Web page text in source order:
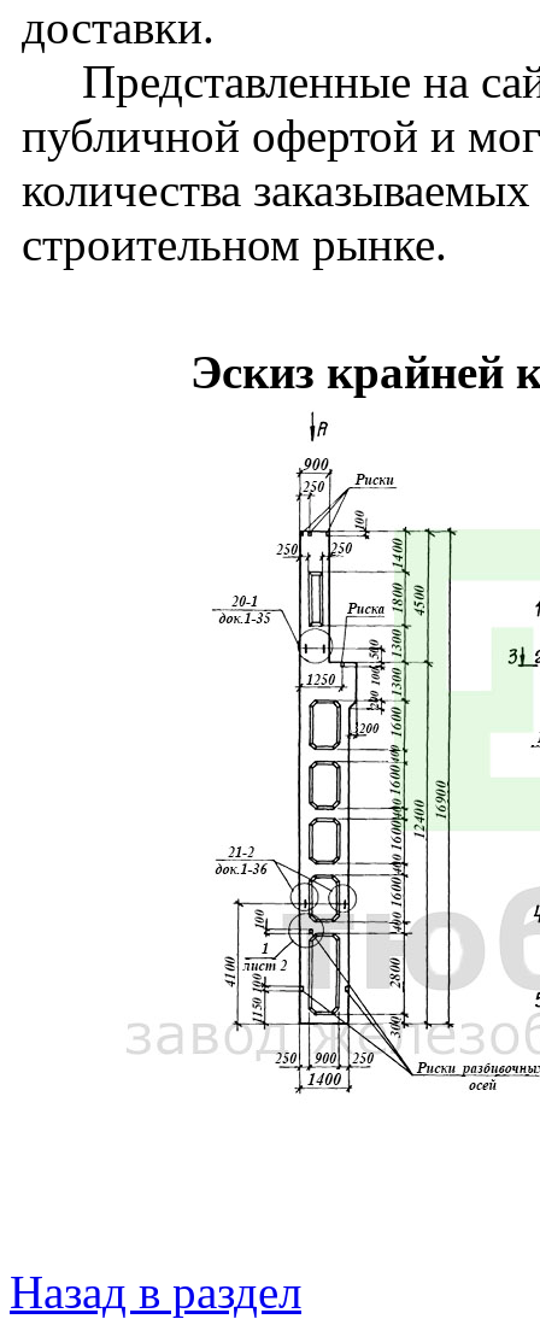
доставки.
Представленные на
публичной офертой и
количества
строительном рынке.
Эскиз крайней
Назад в раздел